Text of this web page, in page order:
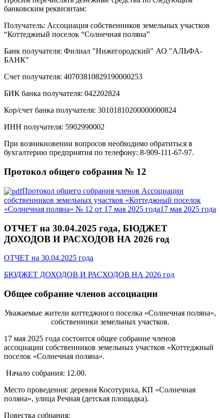
банковским реквизитам:
Получатель: Ассоциация собственников земельных участков
“Коттеджный поселок “Солнечная поляна”
Банк получателя: Филиал "Нижегородский" АО "АЛЬФА-
БАНК"
Счет получателя: 40703810829190000253
БИК банка получателя: 042202824
Кор/счет банка получателя: 30101810200000000824
ИНН получателя: 5902990002
При возникновении вопросов необходимо обратиться в
бухгалтерию предприятия по телефону: 8-909-111-67-97.
Протокол общего собрания № 12
Протокол общего собрания членов Ассоциации
собственников земельных участков «Коттеджный поселок
«Солнечная поляна» № 12 от 17 мая 2025 года17 мая 2025 года
ОТЧЕТ на 30.04.2025 года, БЮДЖЕТ
ДОХОДОВ И РАСХОДОВ НА 2026 год
ОТЧЕТ на 30.04.2025 года
БЮДЖЕТ ДОХОДОВ И РАСХОДОВ НА 2026 год
Общее собрание членов ассоциации
Уважаемые жители коттеджного поселка «Солнечная поляна»,
собственники земельных участков.
17 мая 2025 года состоится общее собрание членов
ассоциации собственников земельных участков «Коттеджный
поселок «Солнечная поляна».
Начало собрания: 12.00.
Место проведения: деревня Косотуриха, КП «Солнечная
поляна», улица Речная (детская площадка).
Повестка собрания: